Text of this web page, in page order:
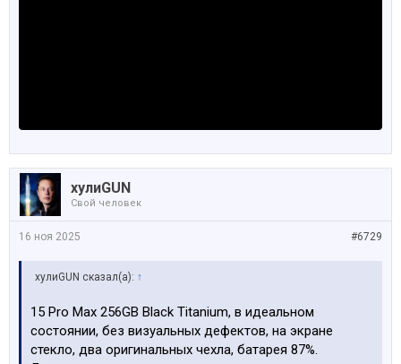
хулиGUN
Свой человек
#6729
16 ноя 2025
хулиGUN сказал(а): ↑
15 Pro Max 256GB Black Titanium, в идеальном
состоянии, без визуальных дефектов, на экране
стекло, два оригинальных чехла, батарея 87%.